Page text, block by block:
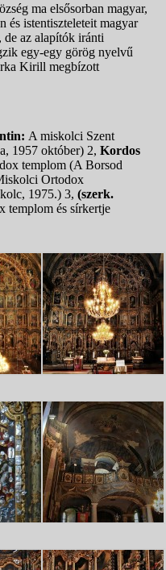
ma elsősorban magyar,
és istentiszteleteit magyar
az alapítók iránti
egy-egy görög nyelvű
Kirill megbízott
A miskolci Szent
1957 október) 2, Kordos
templom (A Borsod
Ortodox
1975.) 3, (szerk.
templom és sírkertje